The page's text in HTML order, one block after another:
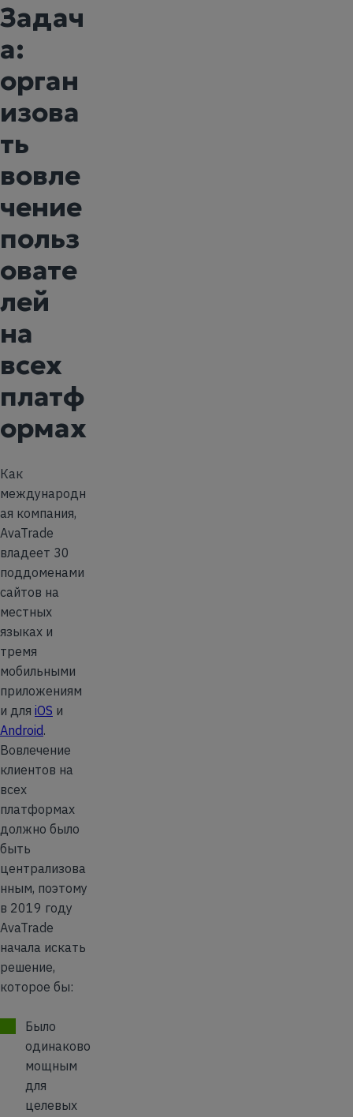
Задач
а:
орган
изова
ть
вовле
чение
польз
овате
лей
на
всех
платф
ормах
Как
международн
ая компания,
AvaTrade
владеет 30
поддоменами
сайтов на
местных
языках и
тремя
мобильными
приложениям
и для iOS и
Android.
Вовлечение
клиентов на
всех
платформах
должно было
быть
централизова
нным, поэтому
в 2019 году
AvaTrade
начала искать
решение,
которое бы:
Было
одинаково
мощным
для
целевых